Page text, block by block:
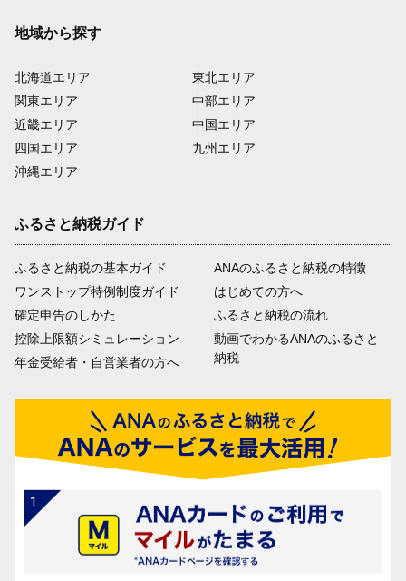
地域から探す
北海道エリア
関東エリア
近畿エリア
四国エリア
沖縄エリア
東北エリア
中部エリア
中国エリア
九州エリア
ふるさと納税ガイド
ふるさと納税の基本ガイド
ワンストップ特例制度ガイド
確定申告のしかた
控除上限額シミュレーション
年金受給者・自営業者の方へ
ANAのふるさと納税の特徴
はじめての方へ
ふるさと納税の流れ
動画でわかるANAのふるさと
納税